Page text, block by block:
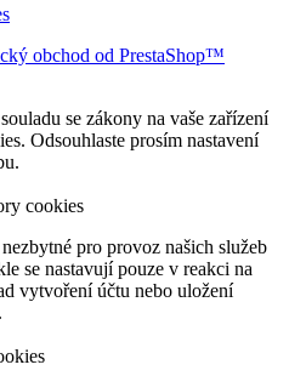
obchod od PrestaShop™
se zákony na vaše zařízení
Odsouhlaste prosím nastavení
cookies
pro provoz našich služeb
se nastavují pouze v reakci na
vytvoření účtu nebo uložení